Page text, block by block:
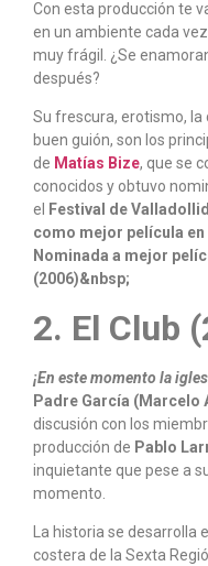
Con esta producción te
en un ambiente cada
muy frágil. ¿Se
después?
Su frescura, erotismo, la
buen guión, son los
de Matías Bize, que se
conocidos y obtuvo
el
Festival de
como mejor película
Nominada a mejor
(2006)&nbsp;
2. El Club
¡En este momento la
Padre García (Marcelo
discusión con los
producción de Pablo
inquietante que pese a
momento.
La historia se desarrolla
costera de la Sexta